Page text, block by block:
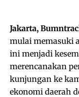
Jakarta,
mulai memasuki
ini menjadi
merencanakan
kunjungan ke
ekonomi daerah